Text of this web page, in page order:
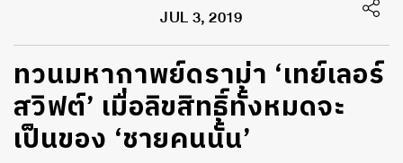
JUL 3, 2019
ทวนมหากาพย์ดราม่า ‘เทย์เลอร์
สวิฟต์’ เมื่อลิขสิทธิ์ทั้งหมดจะ
เป็นของ ‘ชายคนนั้น’